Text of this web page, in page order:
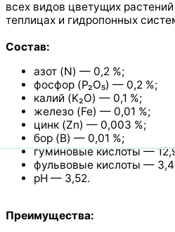
всех видов цветущих
теплицах и гидропонных
Состав:
азот (N) — 0,2 %;
фосфор (P₂O₅) — 0,2 %;
калий (K₂O) — 0,1 %;
железо (Fe) — 0,01 %;
цинк (Zn) — 0,003 %;
бор (B) — 0,01 %;
гуминовые кислоты —
фульвовые кислоты —
pH — 3,52.
Преимущества: